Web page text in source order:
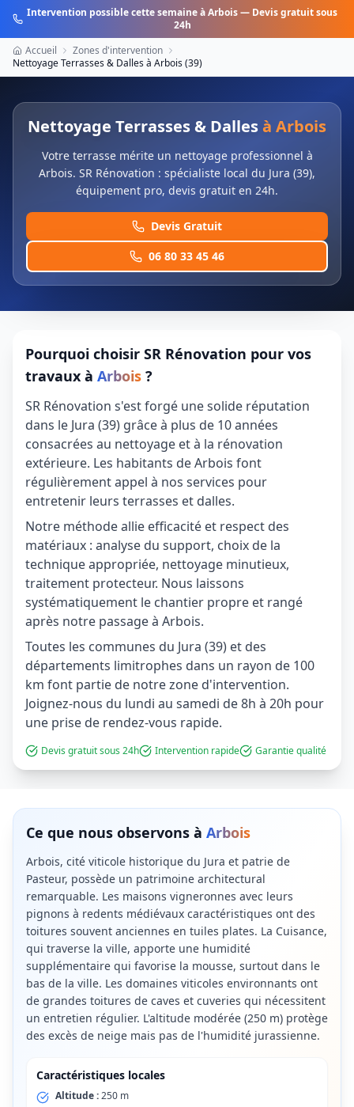
Intervention possible cette semaine àArbois— Devis gratuit sous
24h
Accueil
Zones d'intervention
Nettoyage Terrasses & Dallesà Arbois(39)
Nettoyage Terrasses & Dallesà Arbois
Votre terrasse mérite un nettoyage professionnel à
Arbois. SR Rénovation : spécialiste local du Jura (39),
équipement pro, devis gratuit en 24h.
Devis Gratuit
06 80 33 45 46
Pourquoi choisir SR Rénovation pour vos
travaux à Arbois ?
SR Rénovation s'est forgé une solide réputation
dans le Jura (39) grâce à plus de 10 années
consacrées au nettoyage et à la rénovation
extérieure. Les habitants de Arbois font
régulièrement appel à nos services pour
entretenir leurs terrasses et dalles.
Notre méthode allie efficacité et respect des
matériaux : analyse du support, choix de la
technique appropriée, nettoyage minutieux,
traitement protecteur. Nous laissons
systématiquement le chantier propre et rangé
après notre passage à Arbois.
Toutes les communes du Jura (39) et des
départements limitrophes dans un rayon de 100
km font partie de notre zone d'intervention.
Joignez-nous du lundi au samedi de 8h à 20h pour
une prise de rendez-vous rapide.
Devis gratuit sous 24h Intervention rapide Garantie qualité
Ce que nous observons à Arbois
Arbois, cité viticole historique du Jura et patrie de
Pasteur, possède un patrimoine architectural
remarquable. Les maisons vigneronnes avec leurs
pignons à redents médiévaux caractéristiques ont des
toitures souvent anciennes en tuiles plates. La Cuisance,
qui traverse la ville, apporte une humidité
supplémentaire qui favorise la mousse, surtout dans le
bas de la ville. Les domaines viticoles environnants ont
de grandes toitures de caves et cuveries qui nécessitent
un entretien régulier. L'altitude modérée (250 m) protège
des excès de neige mais pas de l'humidité jurassienne.
Caractéristiques locales
Altitude :250 m